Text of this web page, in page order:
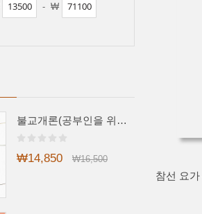
- ₩
불교개론(공부인을 위한 불교 안내서)
₩14,850 ₩16,500